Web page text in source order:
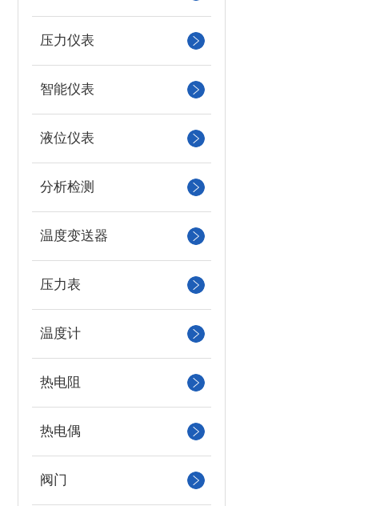
压力仪表
智能仪表
液位仪表
分析检测
温度变送器
压力表
温度计
热电阻
热电偶
阀门